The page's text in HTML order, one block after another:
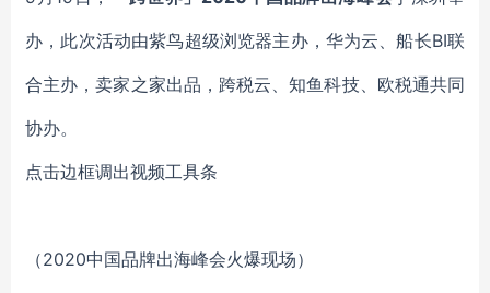
办，此次活动由紫鸟超级浏览器主办，华为云、船长BI联
合主办，卖家之家出品，跨税云、知鱼科技、欧税通共同
协办。
点击边框调出视频工具条
（2020中国品牌出海峰会火爆现场）